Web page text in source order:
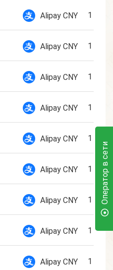
Оператор в сети
Alipay CNY 1
Alipay CNY 1 XTZ
Alipay CNY 1 XLM
Alipay CNY 1 NEO
Alipay CNY 1 ZEC
Alipay CNY 1 ETC
Alipay CNY 1 BCH
Alipay CNY 1 ADA
Alipay CNY 1